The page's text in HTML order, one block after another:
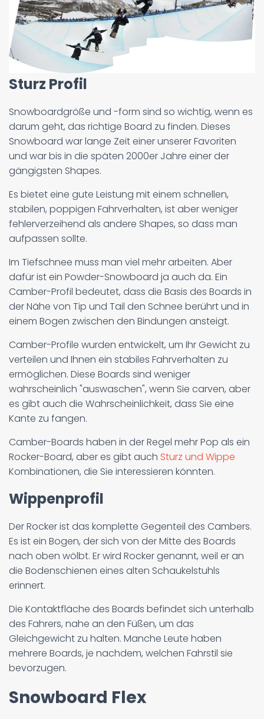
Sturz Profil
Snowboardgröße und -form sind so wichtig, wenn es
darum geht, das richtige Board zu finden. Dieses
Snowboard war lange Zeit einer unserer Favoriten
und war bis in die späten 2000er Jahre einer der
gängigsten Shapes.
Es bietet eine gute Leistung mit einem schnellen,
stabilen, poppigen Fahrverhalten, ist aber weniger
fehlerverzeihend als andere Shapes, so dass man
aufpassen sollte.
Im Tiefschnee muss man viel mehr arbeiten. Aber
dafür ist ein Powder-Snowboard ja auch da. Ein
Camber-Profil bedeutet, dass die Basis des Boards in
der Nähe von Tip und Tail den Schnee berührt und in
einem Bogen zwischen den Bindungen ansteigt.
Camber-Profile wurden entwickelt, um Ihr Gewicht zu
verteilen und Ihnen ein stabiles Fahrverhalten zu
ermöglichen. Diese Boards sind weniger
wahrscheinlich "auswaschen", wenn Sie carven, aber
es gibt auch die Wahrscheinlichkeit, dass Sie eine
Kante zu fangen.
Camber-Boards haben in der Regel mehr Pop als ein
Rocker-Board, aber es gibt auch Sturz und Wippe
Kombinationen, die Sie interessieren könnten.
Wippenprofil
Der Rocker ist das komplette Gegenteil des Cambers.
Es ist ein Bogen, der sich von der Mitte des Boards
nach oben wölbt. Er wird Rocker genannt, weil er an
die Bodenschienen eines alten Schaukelstuhls
erinnert.
Die Kontaktfläche des Boards befindet sich unterhalb
des Fahrers, nahe an den Füßen, um das
Gleichgewicht zu halten. Manche Leute haben
mehrere Boards, je nachdem, welchen Fahrstil sie
bevorzugen.
Snowboard Flex